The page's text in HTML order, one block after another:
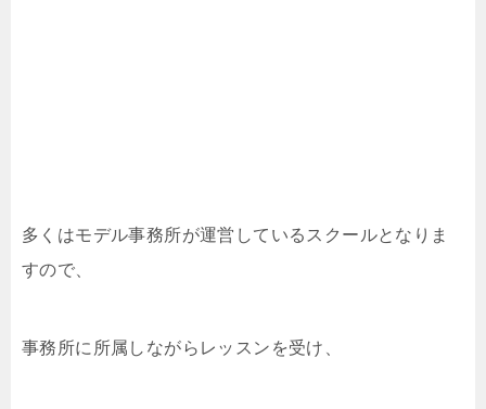
多くはモデル事務所が運営しているスクールとなりま
すので、
事務所に所属しながらレッスンを受け、